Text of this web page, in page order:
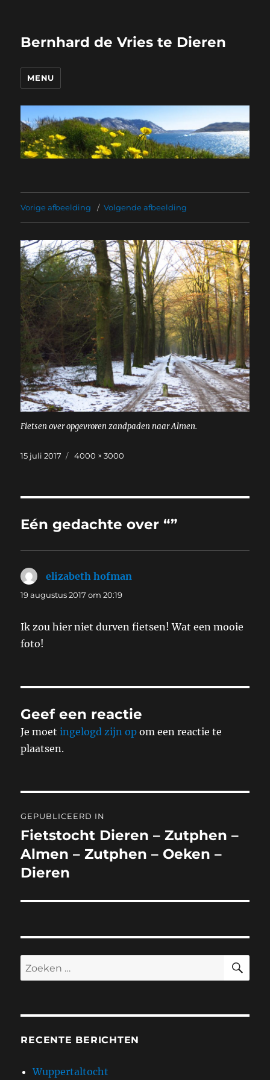
Bernhard de Vries te Dieren
MENU
Vorige afbeelding Volgende afbeelding
Fietsen over opgevroren zandpaden naar Almen.
Geplaatst
15 juli 2017
Volledige
4000 × 3000
Eén gedachte over “”
elizabeth hofman
19 augustus 2017 om 20:19
Ik zou hier niet durven fietsen! Wat een mooie
foto!
Geef een reactie
Je moetingelogd zijn op om een reactie te
plaatsen.
navigatie
GEPUBLICEERD IN
Fietstocht Dieren – Zutphen –
Almen – Zutphen – Oeken –
Dieren
Zoeken
naar:
RECENTE BERICHTEN
Wuppertaltocht